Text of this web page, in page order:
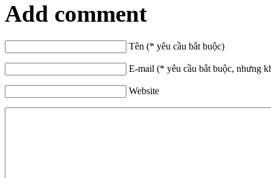
Add comment
Tên (* yêu cầu bắt buộc)
E-mail (* yêu cầu bắt buộc, nhưng
Website